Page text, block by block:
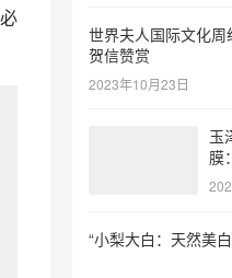
世界夫人国际文化
贺信赞赏
2023年10月23日
玉
膜
“小梨大白：天然美